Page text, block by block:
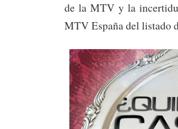
de la MTV y la
MTV España del listado